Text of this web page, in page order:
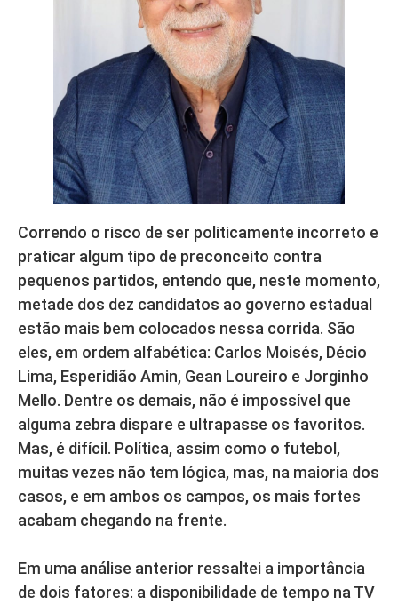
Correndo o risco de ser politicamente incorreto e
praticar algum tipo de preconceito contra
pequenos partidos, entendo que, neste momento,
metade dos dez candidatos ao governo estadual
estão mais bem colocados nessa corrida. São
eles, em ordem alfabética: Carlos Moisés, Décio
Lima, Esperidião Amin, Gean Loureiro e Jorginho
Mello. Dentre os demais, não é impossível que
alguma zebra dispare e ultrapasse os favoritos.
Mas, é difícil. Política, assim como o futebol,
muitas vezes não tem lógica, mas, na maioria dos
casos, e em ambos os campos, os mais fortes
acabam chegando na frente.
Em uma análise anterior ressaltei a importância
de dois fatores: a disponibilidade de tempo na TV